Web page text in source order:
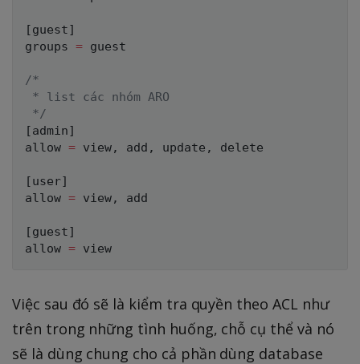
[guest]
groups = guest
/*
* list các nhóm ARO
*/
[admin]
allow = view, add , update , delete
[user]
allow = view, add
[guest]
allow =
Việc sau đó sẽ là kiểm tra quyền theo ACL như
trên trong những tình huống, chỗ cụ thể và nó
sẽ là dùng chung cho cả phần dùng database